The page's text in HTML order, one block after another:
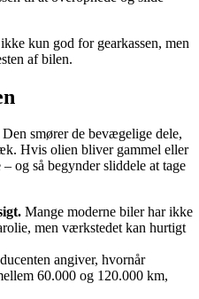
kun god for gearkassen, men
af bilen.
smører de bevægelige dele,
Hvis olien bliver gammel eller
og så begynder sliddele at tage
Mange moderne biler har ikke
men værkstedet kan hurtigt
angiver, hvornår
60.000 og 120.000 km,